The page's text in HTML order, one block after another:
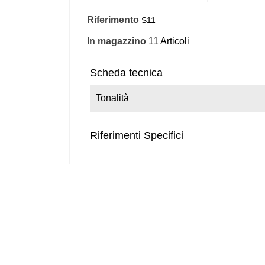
Riferimento S11
In magazzino 11 Articoli
Scheda tecnica
Tonalità
Riferimenti Specifici